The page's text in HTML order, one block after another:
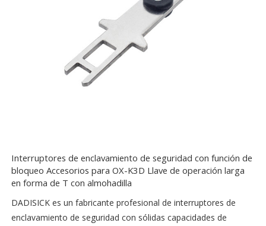
Interruptores de enclavamiento de seguridad con función de
bloqueo Accesorios para OX-K3D Llave de operación larga
en forma de T con almohadilla
DADISICK es un fabricante profesional de interruptores de
enclavamiento de seguridad con sólidas capacidades de